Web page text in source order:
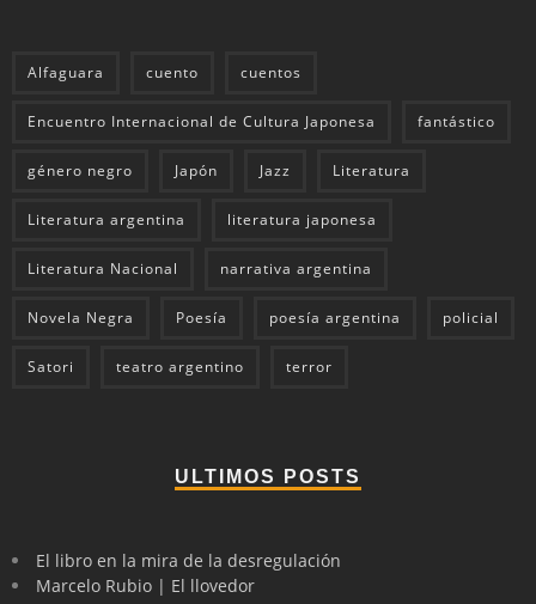
Alfaguara cuento cuentos
Encuentro Internacional de Cultura Japonesa fantástico
género negro Japón Jazz Literatura
Literatura argentina literatura japonesa
Literatura Nacional narrativa argentina
Novela Negra Poesía poesía argentina policial
Satori teatro argentino terror
ULTIMOS POSTS
El libro en la mira de la desregulación
Marcelo Rubio | El llovedor